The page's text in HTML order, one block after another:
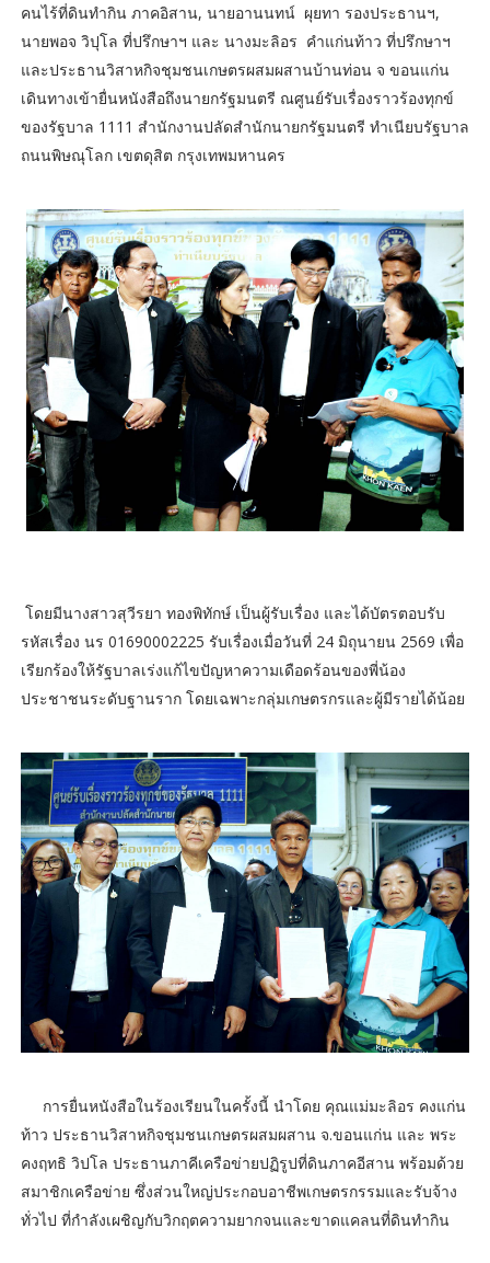
คนไร้ที่ดินทำกิน ภาคอิสาน, นายอานนทน์ ผุยทา รองประธานฯ,
นายพอจ วิปุโล ที่ปรึกษา​ฯ และ นางมะลิอร คำแก่นท้าว​ ที่ปรึกษาฯ
และประธานวิสาหกิจชุมชนเกษตรผสมผสานบ้านท่อน จ ขอนแก่น​
เดินทางเข้ายื่นหนังสือถึงนายกรัฐมนตรี ณ​ศูนย์รับเรื่องราวร้องทุกข์
ของรัฐบาล 1111 สำนักงานปลัดสำนักนายกรัฐมนตรี​ ทำเนียบรัฐบาล
ถนนพิษณุโลก เขตดุสิต กรุงเทพมหานคร
โดยมีนางสาวสุวีรยา ทองพิทักษ์ เป็นผู้รับเรื่อง​ และได้บัตรตอบรับ
รหัสเรื่อง นร 01690002225 รับเรื่องเมื่อวันที่ 24 มิถุนายน 2569​ เพื่อ
เรียกร้องให้รัฐบาลเร่งแก้ไขปัญหาความเดือดร้อนของพี่น้อง
ประชาชนระดับฐานราก โดยเฉพาะกลุ่มเกษตรกรและผู้มีรายได้น้อย
​การยื่นหนังสือในร้องเรียนในครั้งนี้ นำโดย คุณแม่มะลิอร คงแก่น
ท้าว ประธานวิสาหกิจชุมชนเกษตรผสมผสาน จ.ขอนแก่น และ พระ
คงฤทธิ วิปโล ประธานภาคีเครือข่ายปฏิรูปที่ดินภาคอีสาน พร้อมด้วย
สมาชิกเครือข่าย ซึ่งส่วนใหญ่ประกอบอาชีพเกษตรกรรมและรับจ้าง
ทั่วไป ที่กำลังเผชิญกับวิกฤตความยากจนและขาดแคลนที่ดินทำกิน